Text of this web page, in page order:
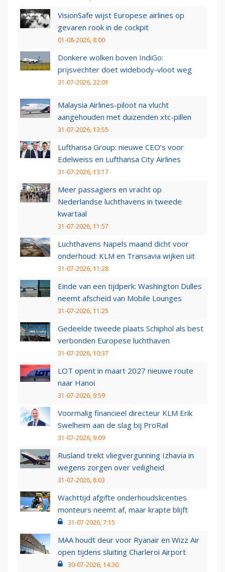
VisionSafe wijst Europese airlines op
gevaren rook in de cockpit
01-08-2026, 8:00
Donkere wolken boven IndiGo:
prijsvechter doet widebody-vloot weg
31-07-2026, 22:01
Malaysia Airlines-piloot na vlucht
aangehouden met duizenden xtc-pillen
31-07-2026, 13:55
Lufthansa Group: nieuwe CEO’s voor
Edelweiss en Lufthansa City Airlines
31-07-2026, 13:17
Meer passagiers en vracht op
Nederlandse luchthavens in tweede
kwartaal
31-07-2026, 11:57
Luchthavens Napels maand dicht voor
onderhoud: KLM en Transavia wijken uit
31-07-2026, 11:28
Einde van een tijdperk: Washington Dulles
neemt afscheid van Mobile Lounges
31-07-2026, 11:25
Gedeelde tweede plaats Schiphol als best
verbonden Europese luchthaven
31-07-2026, 10:37
LOT opent in maart 2027 nieuwe route
naar Hanoi
31-07-2026, 9:59
Voormalig financieel directeur KLM Erik
Swelheim aan de slag bij ProRail
31-07-2026, 9:09
Rusland trekt vliegvergunning Izhavia in
wegens zorgen over veiligheid
31-07-2026, 8:03
Wachttijd afgifte onderhoudslicenties
monteurs neemt af, maar krapte blijft
31-07-2026, 7:15
MAA houdt deur voor Ryanair en Wizz Air
open tijdens sluiting Charleroi Airport
30-07-2026, 14:30